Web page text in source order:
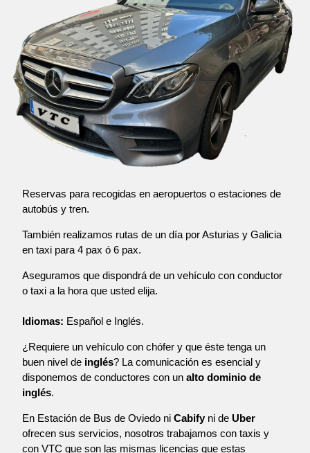
Reservas para recogidas en aeropuertos o estaciones de
autobús y tren.
También realizamos rutas de un día por Asturias y Galicia
en taxi para 4 pax ó 6 pax.
Aseguramos que dispondrá de un vehículo con conductor
o taxi a la hora que usted elija.
Idiomas: Español e Inglés.
¿Requiere un vehículo con chófer y que éste tenga un
buen nivel de inglés? La comunicación es esencial y
disponemos de conductores con un alto dominio de
inglés.
En Estación de Bus de Oviedo ni Cabify ni de Uber
ofrecen sus servicios, nosotros trabajamos con taxis y
con VTC que son las mismas licencias que estas